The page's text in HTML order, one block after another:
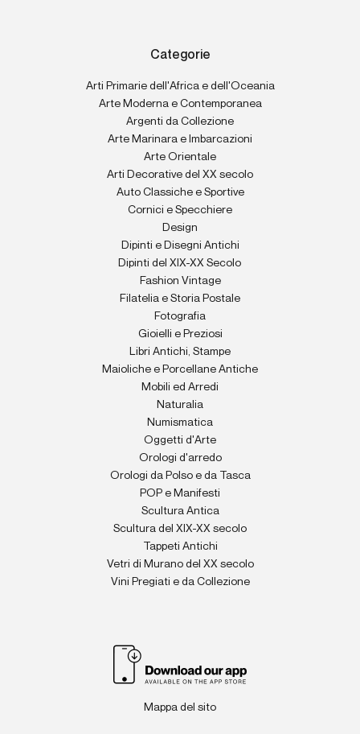
Categorie
Arti Primarie dell'Africa e dell'Oceania
Arte Moderna e Contemporanea
Argenti da Collezione
Arte Marinara e Imbarcazioni
Arte Orientale
Arti Decorative del XX secolo
Auto Classiche e Sportive
Cornici e Specchiere
Design
Dipinti e Disegni Antichi
Dipinti del XIX-XX Secolo
Fashion Vintage
Filatelia e Storia Postale
Fotografia
Gioielli e Preziosi
Libri Antichi, Stampe
Maioliche e Porcellane Antiche
Mobili ed Arredi
Naturalia
Numismatica
Oggetti d'Arte
Orologi d'arredo
Orologi da Polso e da Tasca
POP e Manifesti
Scultura Antica
Scultura del XIX-XX secolo
Tappeti Antichi
Vetri di Murano del XX secolo
Vini Pregiati e da Collezione
Mappa del sito